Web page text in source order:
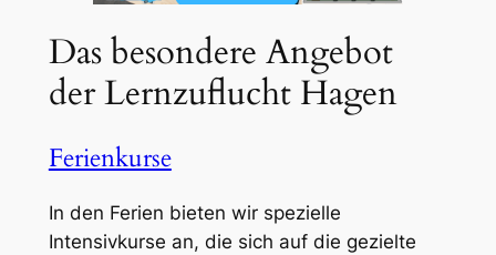
Das besondere Angebot
der Lernzuflucht Hagen
Ferienkurse
In den Ferien bieten wir spezielle
Intensivkurse an, die sich auf die gezielte